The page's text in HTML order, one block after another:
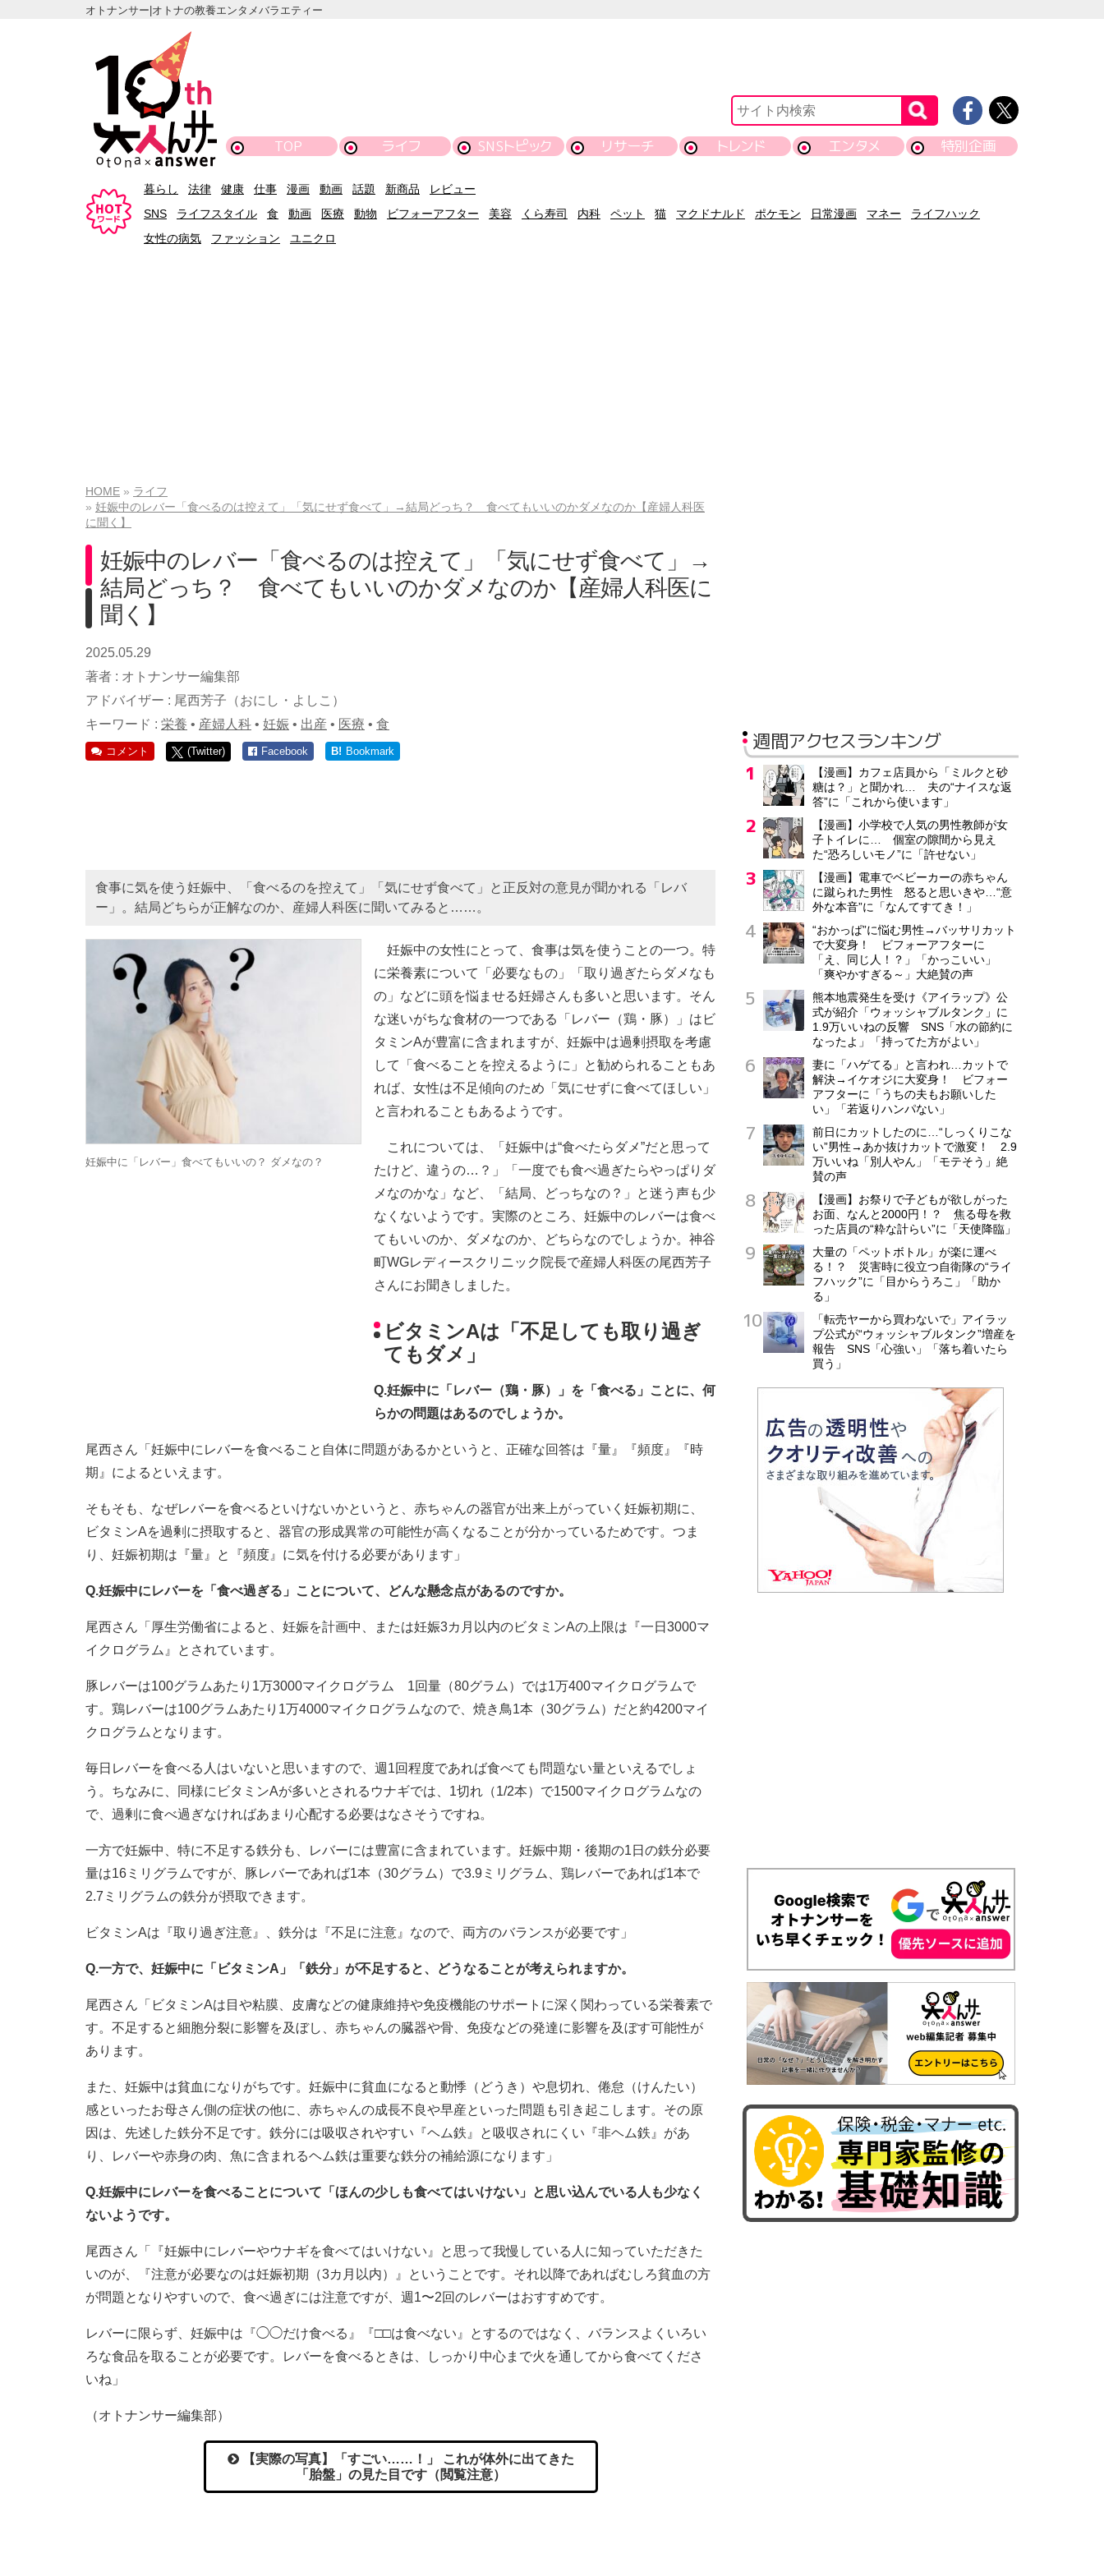
オトナンサー|オトナの教養エンタメバラエティー
TOP ライフ SNSトピック リサーチ トレンド エンタメ 特別企画
暮らし 法律 健康 仕事 漫画 動画 話題 新商品
レビュー
SNS
ライフスタイル 食 動画 医療 動物 ビフォーアフター 美容 くら寿司 内科 ペット 猫 マクドナルド ポケモン 日常漫画 マネー
ライフハック
女性の病気
ファッション ユニクロ
HOME
ライフ
妊娠中のレバー「食べるのは控えて」「気にせず食べて」→結局どっち？ 食べてもいいのかダメなのか【産婦人科医
に聞く】
妊娠中のレバー「食べるのは控えて」「気にせず食べて」→
結局どっち？ 食べてもいいのかダメなのか【産婦人科医に
聞く】
2025.05.29
著者 : オトナンサー編集部
アドバイザー : 尾西芳子（おにし・よしこ）
キーワード : 栄養 • 産婦人科 • 妊娠 • 出産 • 医療 • 食
コメント (Twitter) Facebook B! Bookmark
食事に気を使う妊娠中、「食べるのを控えて」「気にせず食べて」と正反対の意見が聞かれる「レバ
ー」。結局どちらが正解なのか、産婦人科医に聞いてみると……。
妊娠中に「レバー」食べてもいいの？ ダメなの？
妊娠中の女性にとって、食事は気を使うことの一つ。特
に栄養素について「必要なもの」「取り過ぎたらダメなも
の」などに頭を悩ませる妊婦さんも多いと思います。そん
な迷いがちな食材の一つである「レバー（鶏・豚）」はビ
タミンAが豊富に含まれますが、妊娠中は過剰摂取を考慮
して「食べることを控えるように」と勧められることもあ
れば、女性は不足傾向のため「気にせずに食べてほしい」
と言われることもあるようです。
これについては、「妊娠中は“食べたらダメ”だと思って
たけど、違うの…？」「一度でも食べ過ぎたらやっぱりダ
メなのかな」など、「結局、どっちなの？」と迷う声も少
なくないようです。実際のところ、妊娠中のレバーは食べ
てもいいのか、ダメなのか、どちらなのでしょうか。神谷
町WGレディースクリニック院長で産婦人科医の尾西芳子
さんにお聞きしました。
ビタミンAは「不足しても取り過ぎ
てもダメ」
Q.妊娠中に「レバー（鶏・豚）」を「食べる」ことに、何
らかの問題はあるのでしょうか。
尾西さん「妊娠中にレバーを食べること自体に問題があるかというと、正確な回答は『量』『頻度』『時
期』によるといえます。
そもそも、なぜレバーを食べるといけないかというと、赤ちゃんの器官が出来上がっていく妊娠初期に、
ビタミンAを過剰に摂取すると、器官の形成異常の可能性が高くなることが分かっているためです。つま
り、妊娠初期は『量』と『頻度』に気を付ける必要があります」
Q.妊娠中にレバーを「食べ過ぎる」ことについて、どんな懸念点があるのですか。
尾西さん「厚生労働省によると、妊娠を計画中、または妊娠3カ月以内のビタミンAの上限は『一日3000マ
イクログラム』とされています。
豚レバーは100グラムあたり1万3000マイクログラム 1回量（80グラム）では1万400マイクログラムで
す。鶏レバーは100グラムあたり1万4000マイクログラムなので、焼き鳥1本（30グラム）だと約4200マイ
クログラムとなります。
毎日レバーを食べる人はいないと思いますので、週1回程度であれば食べても問題ない量といえるでしょ
う。ちなみに、同様にビタミンAが多いとされるウナギでは、1切れ（1/2本）で1500マイクログラムなの
で、過剰に食べ過ぎなければあまり心配する必要はなさそうですね。
一方で妊娠中、特に不足する鉄分も、レバーには豊富に含まれています。妊娠中期・後期の1日の鉄分必要
量は16ミリグラムですが、豚レバーであれば1本（30グラム）で3.9ミリグラム、鶏レバーであれば1本で
2.7ミリグラムの鉄分が摂取できます。
ビタミンAは『取り過ぎ注意』、鉄分は『不足に注意』なので、両方のバランスが必要です」
Q.一方で、妊娠中に「ビタミンA」「鉄分」が不足すると、どうなることが考えられますか。
尾西さん「ビタミンAは目や粘膜、皮膚などの健康維持や免疫機能のサポートに深く関わっている栄養素で
す。不足すると細胞分裂に影響を及ぼし、赤ちゃんの臓器や骨、免疫などの発達に影響を及ぼす可能性が
あります。
また、妊娠中は貧血になりがちです。妊娠中に貧血になると動悸（どうき）や息切れ、倦怠（けんたい）
感といったお母さん側の症状の他に、赤ちゃんの成長不良や早産といった問題も引き起こします。その原
因は、先述した鉄分不足です。鉄分には吸収されやすい『ヘム鉄』と吸収されにくい『非ヘム鉄』があ
り、レバーや赤身の肉、魚に含まれるヘム鉄は重要な鉄分の補給源になります」
Q.妊娠中にレバーを食べることについて「ほんの少しも食べてはいけない」と思い込んでいる人も少なく
ないようです。
尾西さん「『妊娠中にレバーやウナギを食べてはいけない』と思って我慢している人に知っていただきた
いのが、『注意が必要なのは妊娠初期（3カ月以内）』ということです。それ以降であればむしろ貧血の方
が問題となりやすいので、食べ過ぎには注意ですが、週1〜2回のレバーはおすすめです。
レバーに限らず、妊娠中は『◯◯だけ食べる』『□□は食べない』とするのではなく、バランスよくいろい
ろな食品を取ることが必要です。レバーを食べるときは、しっかり中心まで火を通してから食べてくださ
いね」
（オトナンサー編集部）
【実際の写真】「すごい……！」 これが体外に出てきた
「胎盤」の見た目です（閲覧注意）
週間アクセスランキング
【漫画】カフェ店員から「ミルクと砂
糖は？」と聞かれ… 夫の“ナイスな返
答”に「これから使います」
【漫画】小学校で人気の男性教師が女
子トイレに… 個室の隙間から見え
た“恐ろしいモノ”に「許せない」
【漫画】電車でベビーカーの赤ちゃん
に蹴られた男性 怒ると思いきや…“意
外な本音”に「なんてすてき！」
“おかっぱ”に悩む男性→バッサリカット
で大変身！ ビフォーアフターに
「え、同じ人！？」「かっこいい」
「爽やかすぎる～」大絶賛の声
熊本地震発生を受け《アイラップ》公
式が紹介「ウォッシャブルタンク」に
1.9万いいねの反響 SNS「水の節約に
なったよ」「持ってた方がよい」
妻に「ハゲてる」と言われ…カットで
解決→イケオジに大変身！ ビフォー
アフターに「うちの夫もお願いした
い」「若返りハンパない」
前日にカットしたのに…“しっくりこな
い”男性→あか抜けカットで激変！ 2.9
万いいね「別人やん」「モテそう」絶
賛の声
【漫画】お祭りで子どもが欲しがった
お面、なんと2000円！？ 焦る母を救
った店員の“粋な計らい”に「天使降臨」
大量の「ペットボトル」が楽に運べ
る！？ 災害時に役立つ自衛隊の“ライ
フハック”に「目からうろこ」「助か
る」
「転売ヤーから買わないで」アイラッ
プ公式が“ウォッシャブルタンク”増産を
報告 SNS「心強い」「落ち着いたら
買う」